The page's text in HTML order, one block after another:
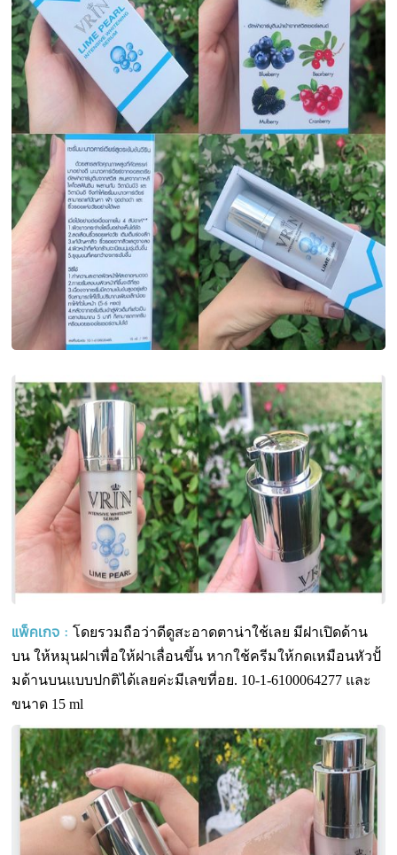
แพ็คเกจ : โดยรวมถือว่าดีดูสะอาดตาน่าใช้เลย มีฝาเปิดด้าน
บน ให้หมุนฝาเพื่อให้ฝาเลื่อนขึ้น หากใช้ครีมให้กดเหมือนหัวปั้
มด้านบนแบบปกติได้เลยค่ะมีเลขที่อย. 10-1-6100064277 และ
ขนาด 15 ml